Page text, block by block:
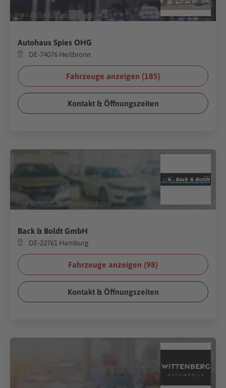
(Foto: BigTunaOnline / Shutterstock.com)
Autohaus Spies OHG
DE-74076 Heilbronn
Fahrzeuge anzeigen (185)
Kontakt & Öffnungszeiten
(Foto: GUNDAM_Ai / Shutterstock.com)
Back & Boldt GmbH
DE-22761 Hamburg
Fahrzeuge anzeigen (98)
Kontakt & Öffnungszeiten